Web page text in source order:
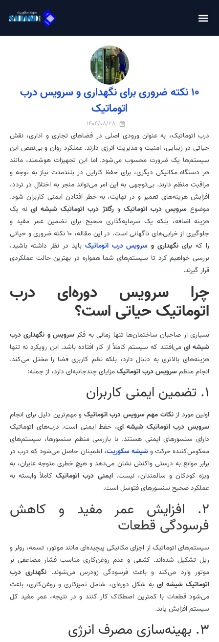
10 نکته ضروری برای نگهداری و سرویس درب
اتوماتیک
1404/08/28
درب اتوماتیک، به عنوان ورودی اصلی در فضاهای تجاری و اداری، نقش
حیاتی در زیبایی، امنیت و مدیریت انرژی دارند. عملکرد روان و بی‌نقص این
سیستم‌ها یک ضرورت محسوب می‌شود. اما این تجهیزات هوشمند، مانند
هر دستگاه مکانیکی دیگری، برای حفظ کارایی در بلندمدت نیاز به توجه و
مراقبت منظم دارند. بی‌توجهی به این امر می‌تواند منجر به اختلال در تردد،
افزایش هزینه‌های تعمیر و در نهایت، به خطر افتادن ایمنی کاربران شود.
موضوعسرویس درب اتوماتیک ورگلاژ درب اتوماتیک شیشه اینه یک
هزینه اضافه، بلکه یک سرمایه‌گذاری صحیح برای تضمین عمر مفید و
جلوگیری از خرابی‌های ناگهانی است. در این مقاله، 10 نکته ضروری و حیاتی
را که برای نگهداری و سرویس درب اتوماتیک باید در نظر داشته باشید،
بررسی خواهیم کرد تا سیستم‌های شما همواره در بهترین حالت عملکردی
قرار گیرند.
چرا سرویس دوره‌ای درب
اتوماتیک حیاتی است؟
بسیاری از صاحبان ساختمان‌ها تنها زمانی به فکر سرویس و نگهداری درب
شیشه ای می‌افتند که سیستم کاملاً از کار افتاده باشد. این رویکرد نه تنها
هزینه‌های بالاتری به دنبال دارد، بلکه نظم کاربری فضا را مختل می‌کند.
انجام منظمسرویس درباتوماتیکمزایای چندجانبه‌ای دارد، از جمله:
1. تضمین ایمنی کاربران
اولین مورد ازنکات مهم سرویس درب اتوماتیک و مهم‌ترین دلیل برای انجام
سرویس درب اتوماتیک شیشه ای، حفظ ایمنی است. درب‌های اتوماتیک
دارای سنسورهای ایمنی هستند. با بازرسی منظم سنسورها، سیستم‌های
معکوس‌کننده حرکت وشیشهسکوریت، اطمینان حاصل می‌شود که درب در
برابر موانع به درستی واکنش نشان می‌دهد و هیچ خطری متوجه عابران، به
ویژه کودکان و سالمندان، نیست.ایمنی درب اتوماتیککاملاً وابسته به
عملکرد صحیح سنسورهای فتوسل است.
2. افزایش عمر مفید و کاهش
فرسودگی قطعات
سیستم‌های اتوماتیک از اجزای مکانیکی پیچیده‌ای مانند موتور، تسمه، رولر و
ریل تشکیل شده‌اند. کثیفی و عدم روغن‌کاری مناسب فشار مضاعفی بر
موتور وارد می‌کند و باعث فرسودگی زودرس می‌شوند. نگهداری درب
اتوماتیک شیشه ای به شکل دوره‌ای، شامل تمیزکاری و روغن‌کاری، باعث
می‌شود قطعات با کمترین اصطکاک کار کنند و در نتیجه، عمر مفید کل
سیستم افزایش یابد.
3. بهینه‌سازی مصرف انرژی